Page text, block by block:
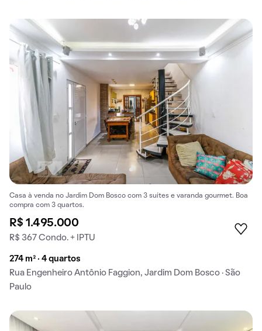
Casa à venda no Jardim Dom Bosco com 3 suítes e varanda gourmet. Boa
compra com 3 quartos.
R$ 1.495.000
R$ 367 Condo. + IPTU
274 m² · 4 quartos
Rua Engenheiro Antônio Faggion, Jardim Dom Bosco · São
Paulo